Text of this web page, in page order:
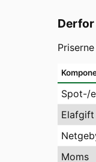
Spot-/
Elafgift
Moms